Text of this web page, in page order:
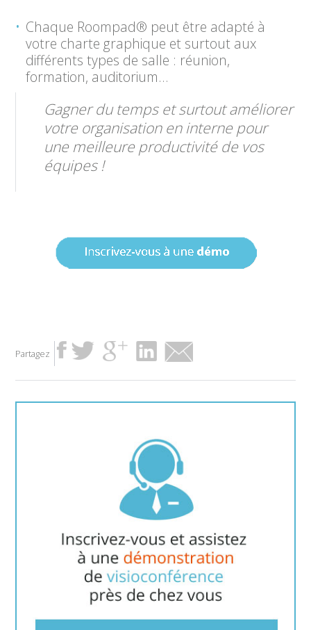
Chaque Roompad® peut être adapté à
votre charte graphique et surtout aux
différents types de salle : réunion,
formation, auditorium…
Gagner du temps et surtout améliorer
votre organisation en interne pour
une meilleure productivité de vos
équipes !
Partagez